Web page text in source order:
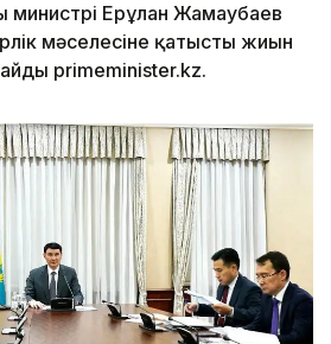
министрі Ерұлан Жамаубаев
мәселесіне қатысты жиын
primeminister.kz.